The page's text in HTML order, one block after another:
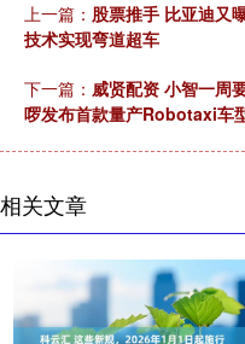
上一篇： 股票推手 比亚迪又
技术实现弯道超车
下一篇： 威贤配资 小智一周
啰发布首款量产Robotaxi车
相关文章